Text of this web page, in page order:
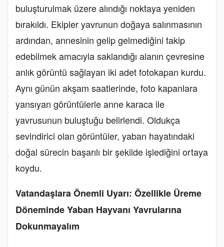
buluşturulmak üzere alındığı noktaya yeniden
bırakıldı. Ekipler yavrunun doğaya salınmasının
ardından, annesinin gelip gelmediğini takip
edebilmek amacıyla saklandığı alanın çevresine
anlık görüntü sağlayan iki adet fotokapan kurdu.
Aynı günün akşam saatlerinde, foto kapanlara
yansıyan görüntülerle anne karaca ile
yavrusunun buluştuğu belirlendi. Oldukça
sevindirici olan görüntüler, yaban hayatındaki
doğal sürecin başarılı bir şekilde işlediğini ortaya
koydu.
Vatandaşlara Önemli Uyarı: Özellikle Üreme
Döneminde Yaban Hayvanı Yavrularına
Dokunmayalım